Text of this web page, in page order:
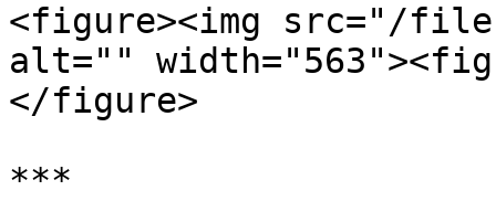
<figure><img src="/files/
alt=""
</figure>
***